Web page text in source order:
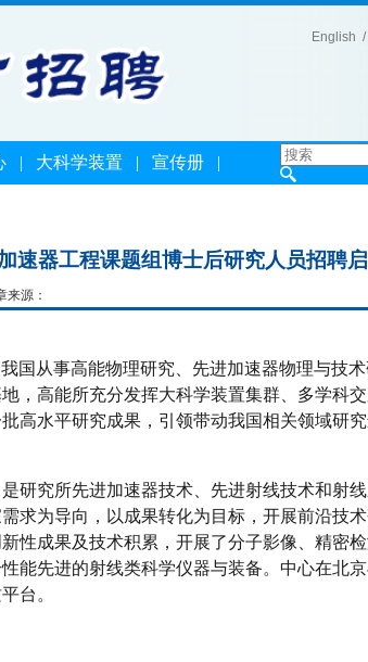
English /
| 大科学装置 | 宣传册|
速器工程课题组博士后研究人员招聘
来源：
国从事高能物理研究、先进加速器物理与技
，高能所充分发挥大科学装置集群、多学科交
高水平研究成果，引领带动我国相关领域研
研究所先进加速器技术、先进射线技术和射
求为导向，以成果转化为目标，开展前沿技
性成果及技术积累，开展了分子影像、精密检
能先进的射线类科学仪器与装备。中心在北
台。